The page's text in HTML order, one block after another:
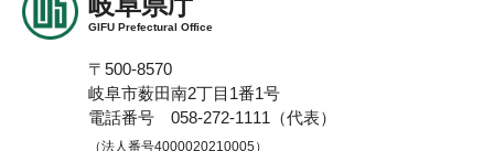
GIFU Prefectural Office
〒500-8570
岐阜市薮田南2丁目1番1号
電話番号 058-272-1111（代表）
（法人番号4000020210005）